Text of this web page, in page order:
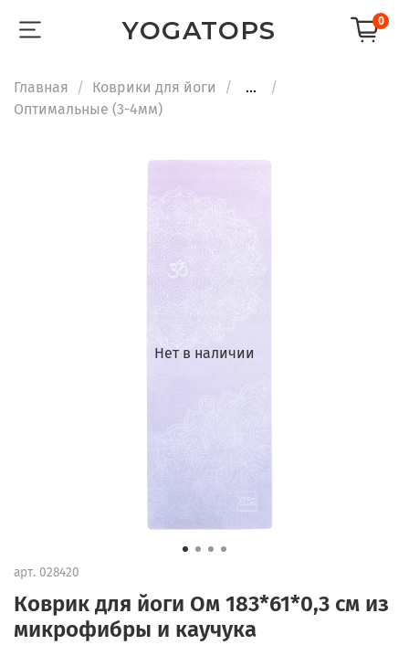
YOGATOPS 0
Главная Коврики для йоги
...
Оптимальные (3-4мм)
Нет в наличии
арт. 028420
Коврик для йоги Ом 183*61*0,3 см из
микрофибры и каучука